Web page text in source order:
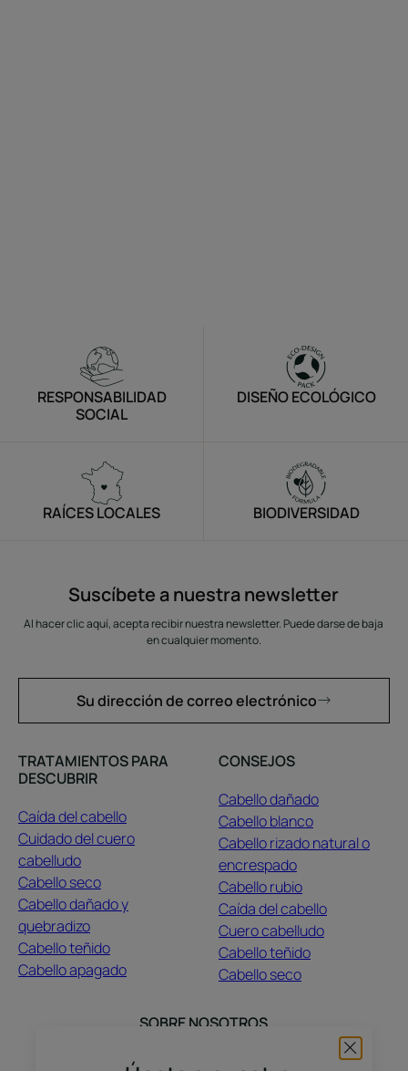
RESPONSABILIDAD
SOCIAL
DISEÑO ECOLÓGICO
RAÍCES LOCALES BIODIVERSIDAD
Suscíbete a nuestra newsletter
Al hacer clic aquí, acepta recibir nuestra newsletter. Puede darse de baja
en cualquier momento.
Su dirección de correo electrónico
TRATAMIENTOS PARA
DESCUBRIR
Caída del cabello
Cuidado del cuero
cabelludo
Cabello seco
Cabello dañado y
quebradizo
Cabello teñido
Cabello apagado
CONSEJOS
Cabello dañado
Cabello blanco
Cabello rizado natural o
encrespado
Cabello rubio
Caída del cabello
Cuero cabelludo
Cabello teñido
Cabello seco
SOBRE NOSOTROS
Contacto